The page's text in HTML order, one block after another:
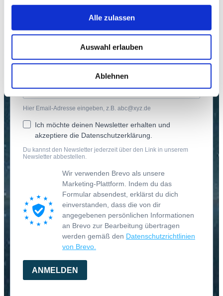
Alle zulassen
Auswahl erlauben
Ablehnen
Melde dich zum Sternlesen-Newsletter an, um
Gib deine E-Mail-Adresse ein, um dich
anzumelden
Hier Email-Adresse eingeben, z.B. abc@xyz.de
Ich möchte deinen Newsletter erhalten und
akzeptiere die Datenschutzerklärung.
Du kannst den Newsletter jederzeit über den Link in unserem
Newsletter abbestellen.
Wir verwenden Brevo als unsere
Marketing-Plattform. Indem du das
Formular absendest, erklärst du dich
einverstanden, dass die von dir
angegebenen persönlichen Informationen
an Brevo zur Bearbeitung übertragen
werden gemäß den Datenschutzrichtlinien
von Brevo.
ANMELDEN